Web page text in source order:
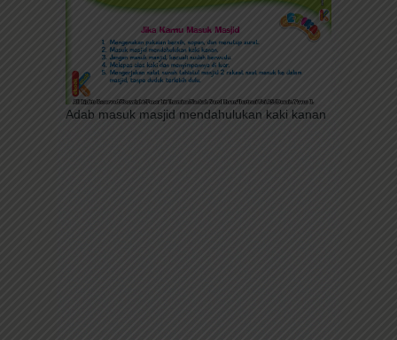
Adab masuk masjid mendahulukan kaki kanan